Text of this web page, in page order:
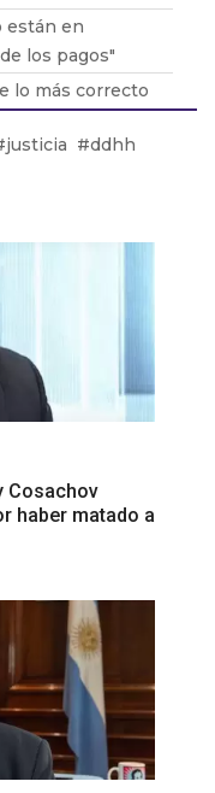
están en
los pagos"
lo más correcto
consuman
Acindar está
justicia ddhh
Cosachov
haber matado a